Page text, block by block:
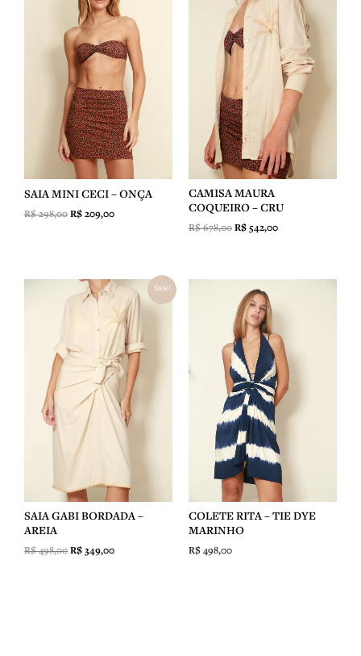
SAIA MINI CECI – ONÇA
R$298,00
R$ 298,00.
R$ 209,00
R$ 209,00.
CAMISA MAURA
COQUEIRO – CRU
R$678,00
R$ 678,00.
R$ 542,00
R$ 542,00.
Sale!
SAIA GABI BORDADA –
AREIA
R$498,00
preço
original
R$ 498,00.
R$ 349,00
O
preço
atual
é:
R$ 349,00.
COLETE RITA – TIE DYE
MARINHO
R$ 498,00